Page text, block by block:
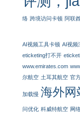
络 跨境访问卡顿 阿联
AI视频工具卡顿 AI视频
eticketing打不开
www.emirates.com
尔航空 土耳其航空 官
加载慢 海外网
问优化 科威特航空 网